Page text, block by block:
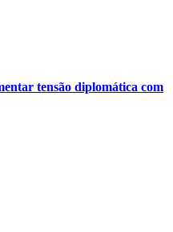
tensão diplomática com